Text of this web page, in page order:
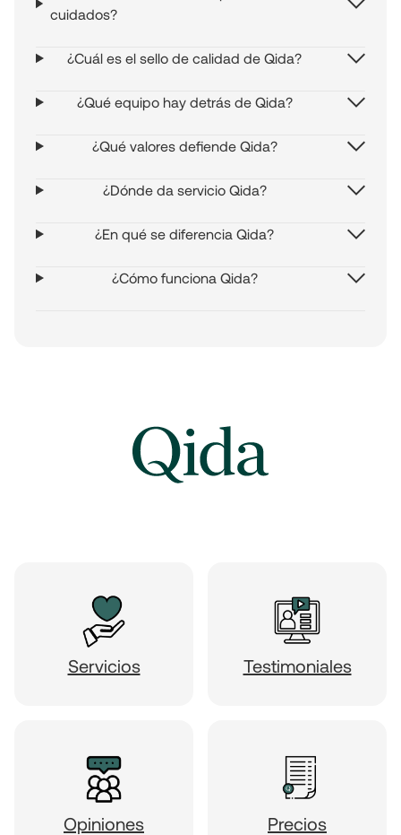
cuidados?
¿Cuál es el sello de calidad de Qida?
¿Qué equipo hay detrás de Qida?
¿Qué valores defiende Qida?
¿Dónde da servicio Qida?
¿En qué se diferencia Qida?
¿Cómo funciona Qida?
Servicios Testimoniales
Opiniones Precios